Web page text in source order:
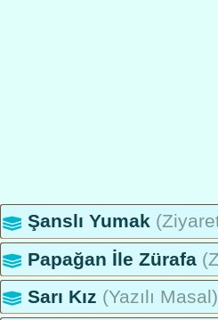
Şanslı Yumak
Papağan İle Zürafa
Sarı Kız (Yazılı Masal)